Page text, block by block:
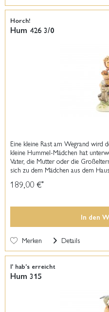
Horch!
Hum 426 3/0
Eine kleine Rast am Wegrand wird
kleine Hummel-Mädchen hat
Vater, die Mutter oder die
sich zu dem Mädchen aus dem
189,00 €*
In den
Merken Details
I' hab's erreicht
Hum 315